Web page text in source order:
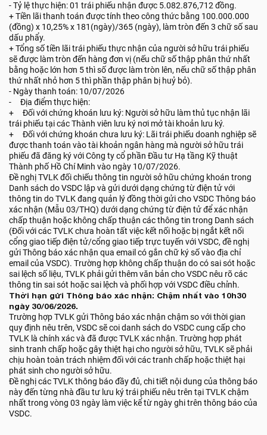
- Tỷ lệ thực hiện: 01 trái phiếu nhận được 5.082.876,712 đồng.
+ Tiền lãi thanh toán được tính theo công thức bằng 100.000.000
(đồng) x 10,25% x 181(ngày)/365 (ngày), làm tròn đến 3 chữ số sau
dấu phẩy.
+ Tổng số tiền lãi trái phiếu thực nhận của người sở hữu trái phiếu
sẽ được làm tròn đến hàng đơn vị (nếu chữ số thập phân thứ nhất
bằng hoặc lớn hơn 5 thì số được làm tròn lên, nếu chữ số thập phân
thứ nhất nhỏ hơn 5 thì phần thập phân bị huỷ bỏ).
- Ngày thanh toán: 10/07/2026
- Địa điểm thực hiện:
+ Đối với chứng khoán lưu ký: Người sở hữu làm thủ tục nhận lãi
trái phiếu tại các Thành viên lưu ký nơi mở tài khoản lưu ký.
+ Đối với chứng khoán chưa lưu ký: Lãi trái phiếu doanh nghiệp sẽ
được thanh toán vào tài khoản ngân hàng mà người sở hữu trái
phiếu đã đăng ký với Công ty cổ phần Đầu tư Hạ tầng Kỹ thuật
Thành phố Hồ Chí Minh vào ngày 10/07/2026.
Đề nghị TVLK đối chiếu thông tin người sở hữu chứng khoán trong
Danh sách do VSDC lập và gửi dưới dạng chứng từ điện tử với
thông tin do TVLK đang quản lý đồng thời gửi cho VSDC Thông báo
xác nhận (Mẫu 03/THQ) dưới dạng chứng từ điện tử để xác nhận
chấp thuận hoặc không chấp thuận các thông tin trong Danh sách
(Đối với các TVLK chưa hoàn tất việc kết nối hoặc bị ngắt kết nối
cổng giao tiếp điện tử/cổng giao tiếp trực tuyến với VSDC, đề nghị
gửi Thông báo xác nhận qua email có gắn chữ ký số vào địa chỉ
email của VSDC). Trường hợp không chấp thuận do có sai sót hoặc
sai lệch số liệu, TVLK phải gửi thêm văn bản cho VSDC nêu rõ các
thông tin sai sót hoặc sai lệch và phối hợp với VSDC điều chỉnh.
Thời hạn gửi Thông báo xác nhận: Chậm nhất vào 10h30
ngày 30/06/2026.
Trường hợp TVLK gửi Thông báo xác nhận chậm so với thời gian
quy định nêu trên, VSDC sẽ coi danh sách do VSDC cung cấp cho
TVLK là chính xác và đã được TVLK xác nhận. Trường hợp phát
sinh tranh chấp hoặc gây thiệt hại cho người sở hữu, TVLK sẽ phải
chịu hoàn toàn trách nhiệm đối với các tranh chấp hoặc thiệt hại
phát sinh cho người sở hữu.
Đề nghị các TVLK thông báo đầy đủ, chi tiết nội dung của thông báo
này đến từng nhà đầu tư lưu ký trái phiếu nêu trên tại TVLK chậm
nhất trong vòng 03 ngày làm việc kể từ ngày ghi trên thông báo của
VSDC.